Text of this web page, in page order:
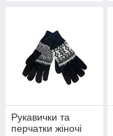
Рукавички та
перчатки жіночі